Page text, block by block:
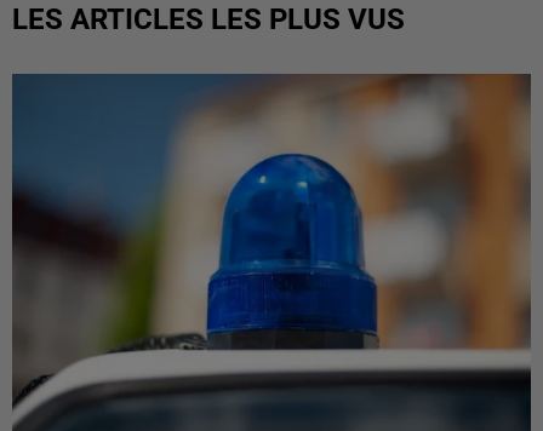
LES ARTICLES LES PLUS VUS